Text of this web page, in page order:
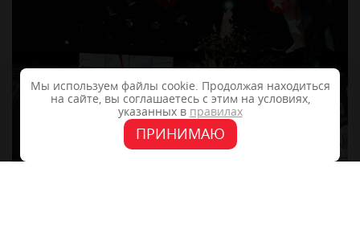
Мы используем файлы cookie. Продолжая находиться
на сайте, вы соглашаетесь с этим на условиях,
указанных в правилах
ПРИНИМАЮ